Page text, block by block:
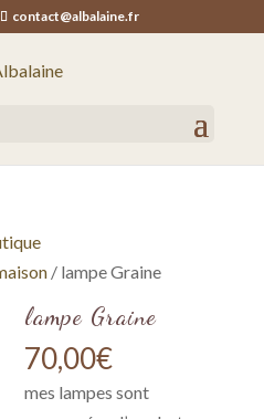
contact@albalaine.fr
/ lampe Graine
lampe Graine
70,00€
mes lampes sont